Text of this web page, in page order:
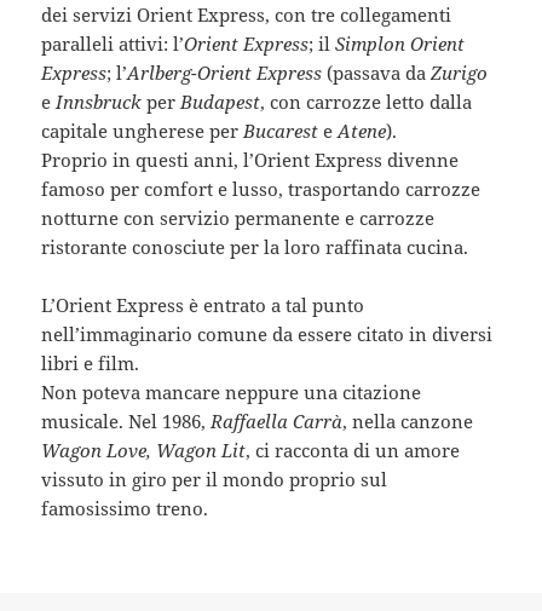
dei servizi Orient Express, con tre collegamenti
paralleli attivi: l’Orient Express; ilSimplon Orient
Express; l’Arlberg-Orient Express (passava daZurigo
e Innsbruckper Budapest, con carrozze letto dalla
capitale ungherese per BucaresteAtene).
Proprio in questi anni, l’Orient Express divenne
famoso per comfort e lusso, trasportando carrozze
notturne con servizio permanente e carrozze
ristorante conosciute per la loro raffinata cucina.
L’Orient Express è entrato a tal punto
nell’immaginario comune da essere citato in diversi
libri e film.
Non poteva mancare neppure una citazione
musicale. Nel 1986, Raffaella Carrà, nella canzone
Wagon Love, Wagon Lit, ci racconta di un amore
vissuto in giro per il mondo proprio sul
famosissimo treno.